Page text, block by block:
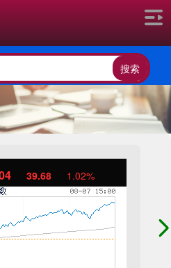
搜索
39.68 1.02%